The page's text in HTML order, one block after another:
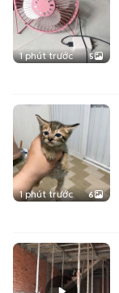
1 phút trước 5
1 phút trước 6